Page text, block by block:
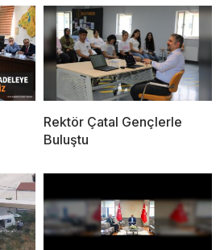
Rektör Çatal Gençlerle
Buluştu